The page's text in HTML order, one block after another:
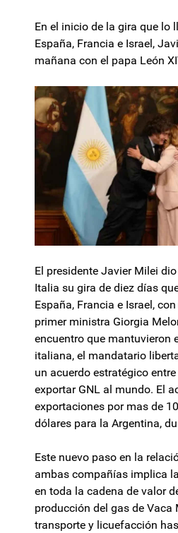
En el inicio de la gira que lo
España, Francia e Israel,
mañana con el papa León
El presidente Javier Milei
Italia su gira de diez días
España, Francia e Israel,
primer ministra Giorgia
encuentro que mantuvieron
italiana, el mandatario
un acuerdo estratégico entre
exportar GNL al mundo. El
exportaciones por mas de
dólares para la Argentina,
Este nuevo paso en la
ambas compañías implica
en toda la cadena de valor
producción del gas de Vaca
transporte y licuefacción